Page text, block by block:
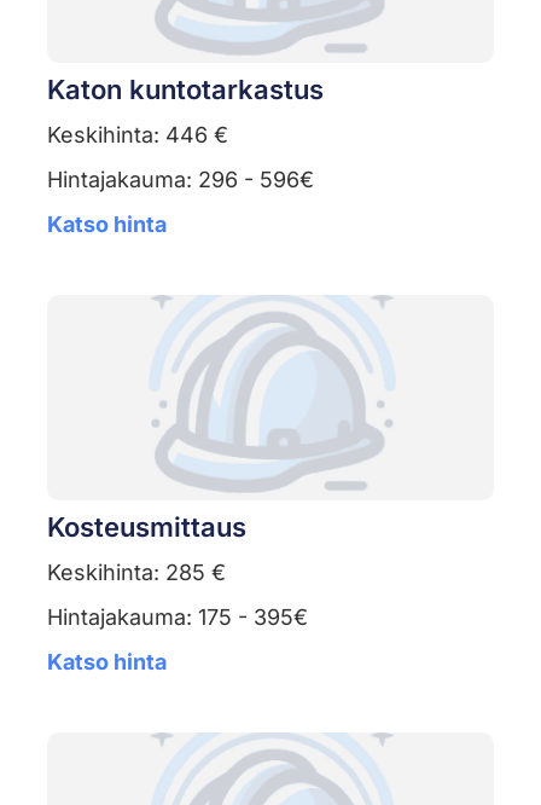
Katon kuntotarkastus
Keskihinta: 446 €
Hintajakauma: 296 - 596€
Katso hinta
Kosteusmittaus
Keskihinta: 285 €
Hintajakauma: 175 - 395€
Katso hinta